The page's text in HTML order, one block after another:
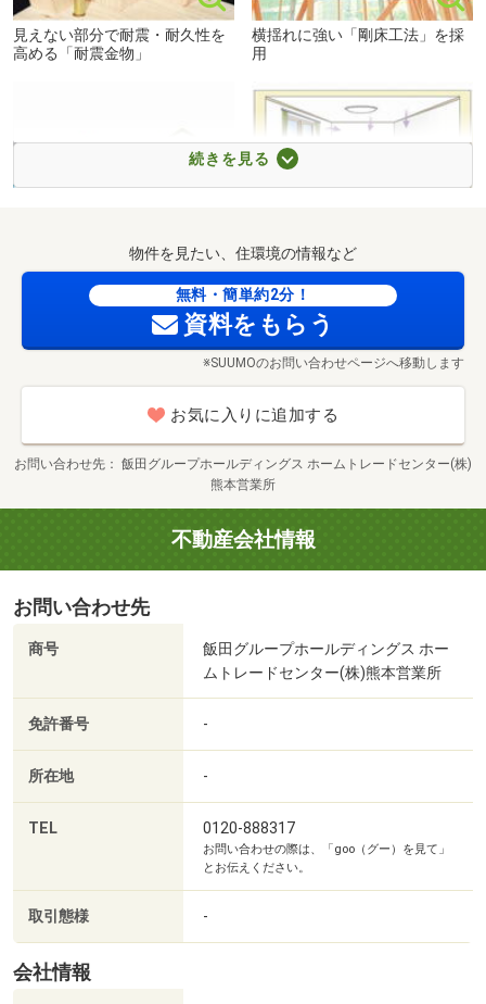
見えない部分で耐震・耐久性を
高める「耐震金物」
横揺れに強い「剛床工法」を採
用
最新技術「基礎パッキン工法」
で床下の湿気を排除
最高レベルの建材を標準採用
「シックハウス対策」
続きを見る
物件を見たい、住環境の情報など
無料・簡単約2分！
資料をもらう
※SUUMOのお問い合わせページへ移動します
お気に入りに追加する
お問い合わせ先
飯田グループホールディングス ホームトレードセンター(株)
熊本営業所
不動産会社情報
お問い合わせ先
商号
飯田グループホールディングス ホー
ムトレードセンター(株)熊本営業所
免許番号 -
所在地 -
TEL 0120-888317
お問い合わせの際は、「goo（グー）を見て」
とお伝えください。
取引態様 -
会社情報